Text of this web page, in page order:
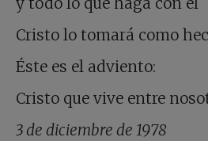
Cristo lo tomará como
Éste es el adviento:
Cristo que vive entre
3 de diciembre de 1978